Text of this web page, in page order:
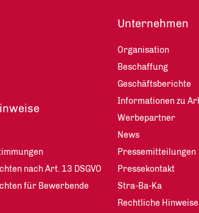
nach Art. 13 DSGVO
für Bewerbende
Unternehmen
Organisation
Beschaffung
Geschäftsberichte
Informationen zu
Werbepartner
News
Pressemitteilungen
Pressekontakt
Stra-Ba-Ka
Rechtliche Hinweise